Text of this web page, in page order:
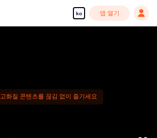
ko 앱 열기
고화질 콘텐츠를 끊김 없이 즐기세요